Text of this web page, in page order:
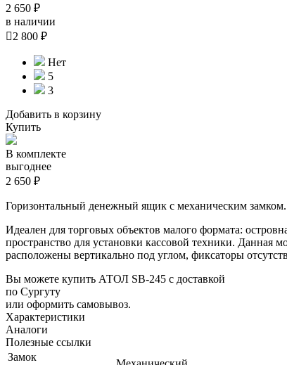
2 650 ₽
в наличии
2 800 ₽
Нет
5
3
Добавить в корзину
Купить
В комплекте
выгоднее
2 650 ₽
Горизонтальный денежный ящик с механическим
Идеален для торговых объектов малого формата:
пространство для установки кассовой техники.
расположены вертикально под углом, фиксаторы
Вы можете купить АТОЛ SB-245 с доставкой
по Сургуту
или оформить самовывоз.
Характеристики
Аналоги
Полезные ссылки
Замок